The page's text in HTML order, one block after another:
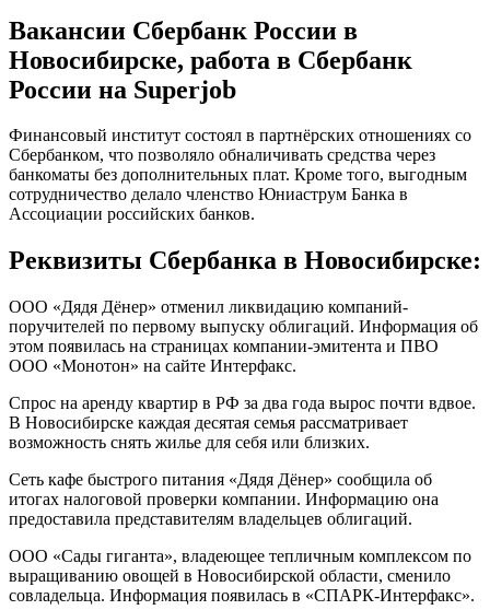
Вакансии Сбербанк России в
Новосибирске, работа в Сбербанк
России на Superjob
Финансовый институт состоял в партнёрских отношениях со
Сбербанком, что позволяло обналичивать средства через
банкоматы без дополнительных плат. Кроме того, выгодным
сотрудничество делало членство Юниаструм Банка в
Ассоциации российских банков.
Реквизиты Сбербанка в Новосибирске:
ООО «Дядя Дёнер» отменил ликвидацию компаний-
поручителей по первому выпуску облигаций. Информация об
этом появилась на страницах компании-эмитента и ПВО
ООО «Монотон» на сайте Интерфакс.
Спрос на аренду квартир в РФ за два года вырос почти вдвое.
В Новосибирске каждая десятая семья рассматривает
возможность снять жилье для себя или близких.
Сеть кафе быстрого питания «Дядя Дёнер» сообщила об
итогах налоговой проверки компании. Информацию она
предоставила представителям владельцев облигаций.
ООО «Сады гиганта», владеющее тепличным комплексом по
выращиванию овощей в Новосибирской области, сменило
совладельца. Информация появилась в «СПАРК-Интерфакс».